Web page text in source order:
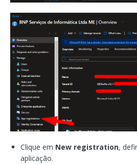
Clique em New registration,
aplicação.